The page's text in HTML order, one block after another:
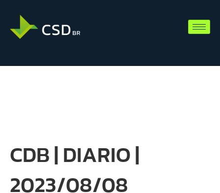
CDB | DIARIO |
2023/08/08